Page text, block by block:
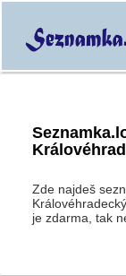
Zde najdeš
je zdarma, tak